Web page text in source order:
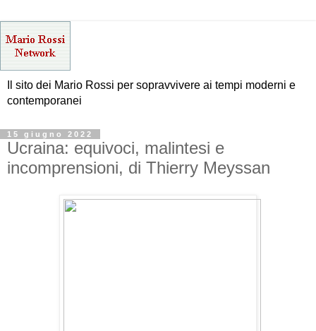
Il sito dei Mario Rossi per sopravvivere ai tempi moderni e
contemporanei
15 giugno 2022
Ucraina: equivoci, malintesi e
incomprensioni, di Thierry Meyssan